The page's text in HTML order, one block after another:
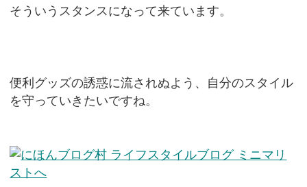
そういうスタンスになって来ています。
便利グッズの誘惑に流されぬよう、自分のスタイル
を守っていきたいですね。